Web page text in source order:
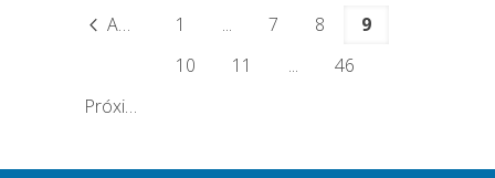
Anterior 1 ... 7 8
9
10
11 ...
46
Próximo